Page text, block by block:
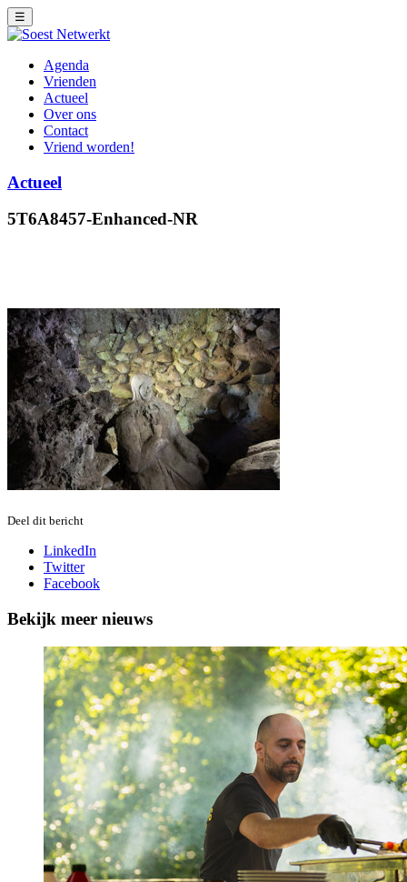
☰
Agenda
Vrienden
Actueel
Over ons
Contact
Vriend worden!
Actueel
5T6A8457-Enhanced-NR
Deel dit bericht
LinkedIn
Twitter
Facebook
Bekijk meer nieuws